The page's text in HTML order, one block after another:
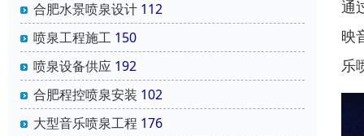
合肥水景喷泉设计 112
喷泉工程施工 150
喷泉设备供应 192
合肥程控喷泉安装 102
大型音乐喷泉工程 176
通
映
乐